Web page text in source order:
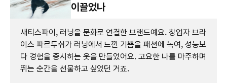
이끌었나
새티스파이, 러닝을 문화로 연결한 브랜드예요. 창업자 브라
이스 파르투쉬가 러닝에서 느낀 기쁨을 패션에 녹여, 성능보
다 경험을 중시하는 옷을 만들었어요. 고요한 나를 마주하며
뛰는 순간을 선물하고 싶었던 거죠.